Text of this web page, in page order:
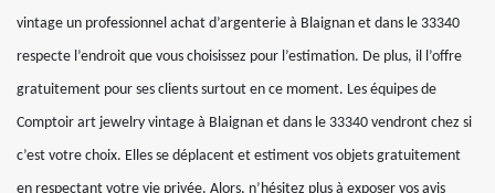
vintage un professionnel achat d’argenterie à Blaignan et dans le 33340
respecte l’endroit que vous choisissez pour l’estimation. De plus, il l’offre
gratuitement pour ses clients surtout en ce moment. Les équipes de
Comptoir art jewelry vintage à Blaignan et dans le 33340 vendront chez si
c’est votre choix. Elles se déplacent et estiment vos objets gratuitement
en respectant votre vie privée. Alors, n’hésitez plus à exposer vos avis